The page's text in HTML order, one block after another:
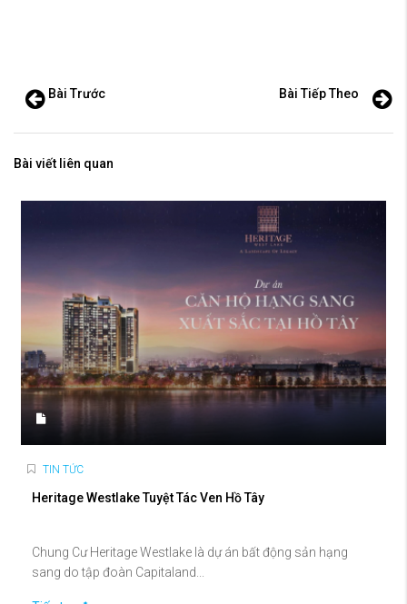
Bài Trước Bài Tiếp Theo
Bài viết liên quan
TIN TỨC
Heritage Westlake Tuyệt Tác Ven Hồ Tây
Chung Cư Heritage Westlake là dự án bất động sản hạng
sang do tập đoàn Capitaland...